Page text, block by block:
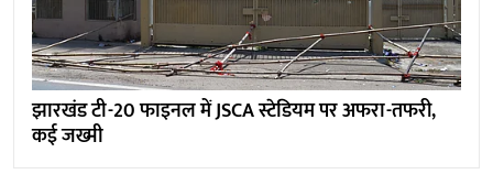
झारखंड टी-20 फाइनल में JSCA स्टेडियम पर अफरा-तफरी,
कई जख्मी